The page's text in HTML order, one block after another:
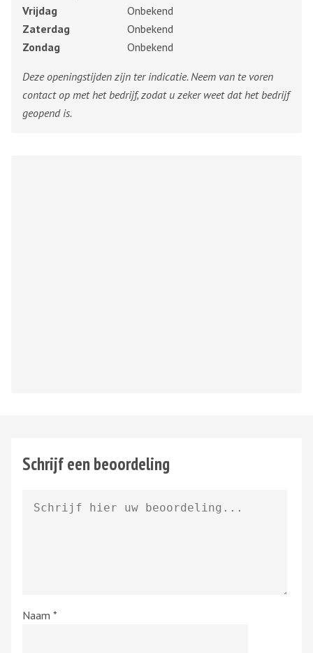
Vrijdag
Onbekend
Zaterdag
Onbekend
Zondag
Onbekend
Deze openingstijden zijn ter indicatie. Neem van te voren
contact op met het bedrijf, zodat u zeker weet dat het bedrijf
geopend is.
Schrijf een beoordeling
Naam *